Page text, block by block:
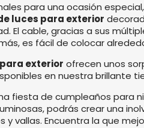
para una ocasión
luces para exterior
El cable, gracias a sus
es fácil de colocar
exterior ofrecen unos
en nuestra brillante
fiesta de cumpleaños para
podrás crear una
y vallas. Encuentra la que